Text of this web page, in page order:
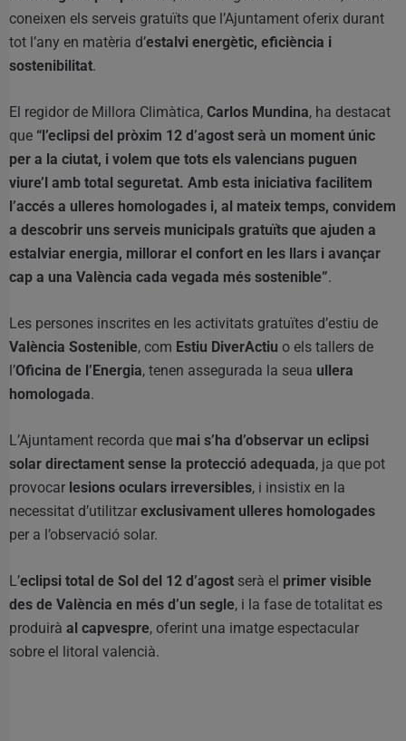
coneixen els serveis gratuïts que l’Ajuntament oferix durant
tot l’any en matèria d’estalvi energètic, eficiència i
sostenibilitat.
El regidor de Millora Climàtica, Carlos Mundina, ha destacat
que “l’eclipsi del pròxim 12 d’agost serà un moment únic
per a la ciutat, i volem que tots els valencians puguen
viure’l amb total seguretat. Amb esta iniciativa facilitem
l’accés a ulleres homologades i, al mateix temps, convidem
a descobrir uns serveis municipals gratuïts que ajuden a
estalviar energia, millorar el confort en les llars i avançar
cap a una València cada vegada més sostenible”.
Les persones inscrites en les activitats gratuïtes d’estiu de
València Sostenible, com Estiu DiverActiu o els tallers de
l’Oficina de l’Energia, tenen assegurada la seua ullera
homologada.
L’Ajuntament recorda que mai s’ha d’observar un eclipsi
solar directament sense la protecció adequada, ja que pot
provocar lesions oculars irreversibles, i insistix en la
necessitat d’utilitzar exclusivament ulleres homologades
per a l’observació solar.
L’eclipsi total de Sol del 12 d’agost serà el primer visible
des de València en més d’un segle, i la fase de totalitat es
produirà al capvespre, oferint una imatge espectacular
sobre el litoral valencià.